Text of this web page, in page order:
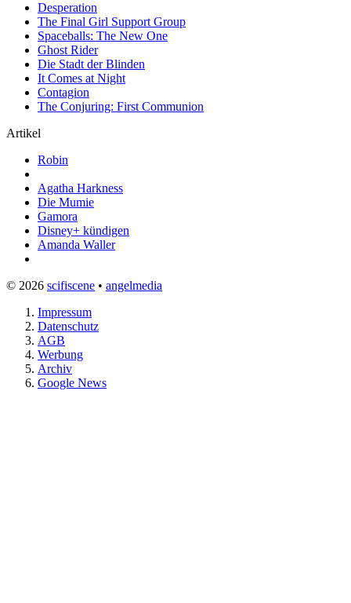
Desperation
The Final Girl Support Group
Spaceballs: The New One
Ghost Rider
Die Stadt der Blinden
It Comes at Night
Contagion
The Conjuring: First Communion
Artikel
Robin
Agatha Harkness
Die Mumie
Gamora
Disney+ kündigen
Amanda Waller
© 2026 scifiscene • angelmedia
Impressum
Datenschutz
AGB
Werbung
Archiv
Google News